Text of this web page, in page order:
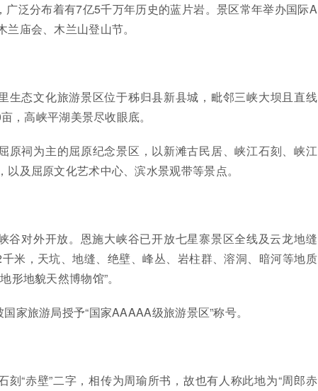
广泛分布着有7亿5千万年历史的蓝片岩。景区常年举办国际A
庙会、木兰山登山节。
生态文化旅游景区位于秭归县新县城，毗邻三峡大坝且直线
，高峡平湖美景尽收眼底。
原祠为主的屈原纪念景区，以新滩古民居、峡江石刻、峡江
及屈原文化艺术中心、滨水景观带等景点。
谷对外开放。恩施大峡谷已开放七星寨景区全线及云龙地缝
米，天坑、地缝、绝壁、峰丛、岩柱群、溶洞、暗河等地质
形地貌天然博物馆”。
家旅游局授予“国家AAAAA级旅游景区”称号。
刻“赤壁”二字，相传为周瑜所书，故也有人称此地为“周郎赤